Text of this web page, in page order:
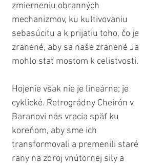
zmierneniu obranných
mechanizmov, ku kultivovaniu
sebasúcitu a k prijatiu toho, čo je
zranené, aby sa naše zranené Ja
mohlo stať mostom k celistvosti.
Hojenie však nie je lineárne; je
cyklické. Retrográdny Cheirón v
Baranovi nás vracia späť ku
koreňom, aby sme ich
transformovali a premenili staré
rany na zdroj vnútornej sily a